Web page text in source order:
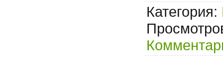
Категория: